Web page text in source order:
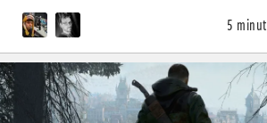
5 minut